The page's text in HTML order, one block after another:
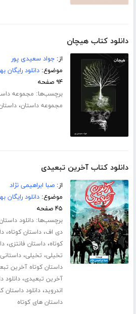
دانلود کتاب هیچان
از:جواد سعیدی پور
موضوع:دانلود
۹۴ صفحه
برچسب‌ها: مجموعه
مجموعه داستان،
دانلود کتاب آخرین تبعیدی
از:صبا ابراهیمی نژاد
موضوع:دانلود
۴۵ صفحه
برچسب‌ها:دانلود
دی اف،داستان کوتاه،
کوتاه،داستان فانتزی،
تخیلی، تخیلی،
داستان کوتاه آخرین
آخرین تبعیدی،دانلود
اندروید،دانلود داستان
داستان های کوتاه